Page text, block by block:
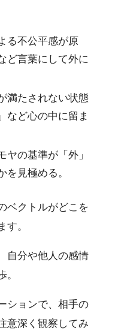
る不公平感が原
ど言葉にして外に
満たされない状態
など心の中に留ま
ヤの基準が「外」
を見極める。
ベクトルがどこを
す。
自分や他人の感情
ションで、相手の
意深く観察してみ